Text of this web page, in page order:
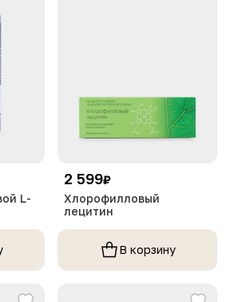
L-
2 599₽
Хлорофилловый
лецитин
В корзину